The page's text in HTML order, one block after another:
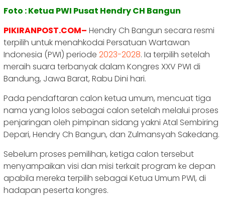
Foto : Ketua PWI Pusat Hendry CH Bangun
PIKIRANPOST.COM– Hendry Ch Bangun secara resmi
terpilih untuk menahkodai Persatuan Wartawan
Indonesia (PWI) periode 2023-2028. Ia terpilih setelah
meraih suara terbanyak dalam Kongres XXV PWI di
Bandung, Jawa Barat, Rabu Dini hari.
Pada pendaftaran calon ketua umum, mencuat tiga
nama yang lolos sebagai calon setelah melalui proses
penjaringan oleh pimpinan sidang yakni Atal Sembiring
Depari, Hendry Ch Bangun, dan Zulmansyah Sakedang.
Sebelum proses pemilihan, ketiga calon tersebut
menyampaikan visi dan misi terkait program ke depan
apabila mereka terpilih sebagai Ketua Umum PWI, di
hadapan peserta kongres.